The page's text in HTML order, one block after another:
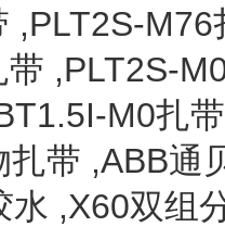
,PLT2S-M76
带 ,PLT2S-
M0扎带
扎带 ,ABB通
水 ,X60双组